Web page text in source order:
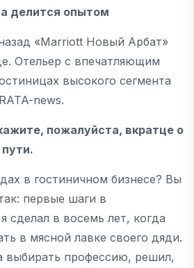
делится опытом
«Marriott Новый Арбат»
Отельер с впечатляющим
высокого сегмента
news.
пожалуйста, вкратце о
в гостиничном бизнесе? Вы
первые шаги в
сделал в восемь лет, когда
в мясной лавке своего дяди.
выбирать профессию, решил,